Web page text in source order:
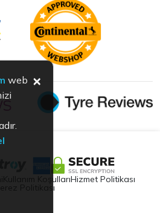
Kullanım KoşullarıHizmet Politikası
Çerez Politikası
web ×